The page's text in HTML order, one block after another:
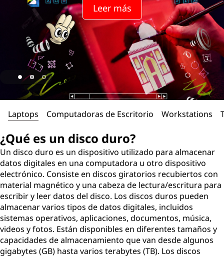
o
?
Leer más
Laptops Computadoras de Escritorio Workstations
¿Qué es un disco duro?
Un disco duro es un dispositivo utilizado para almacenar
datos digitales en una computadora u otro dispositivo
electrónico. Consiste en discos giratorios recubiertos con
material magnético y una cabeza de lectura/escritura para
escribir y leer datos del disco. Los discos duros pueden
almacenar varios tipos de datos digitales, incluidos
sistemas operativos, aplicaciones, documentos, música,
videos y fotos. Están disponibles en diferentes tamaños y
capacidades de almacenamiento que van desde algunos
gigabytes (GB) hasta varios terabytes (TB). Los discos